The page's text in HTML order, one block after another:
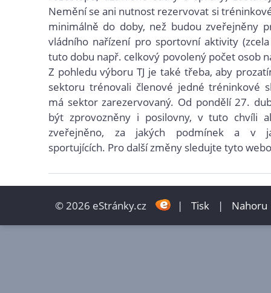
Nemění se ani nutnost rezervovat si
minimálně do doby, než budou zveřejněny
vládního nařízení pro sportovní aktivity
tuto dobu např. celkový povolený počet osob
Z pohledu výboru TJ je také třeba, aby
sektoru trénovali členové jedné tréninkové
má sektor zarezervovaný. Od pondělí 27.
být zprovozněny i posilovny, v tuto chvíli
zveřejněno, za jakých podmínek a v
sportujících. Pro další změny sledujte tyto
© 2026 eStránky.cz | Tisk | Nahoru